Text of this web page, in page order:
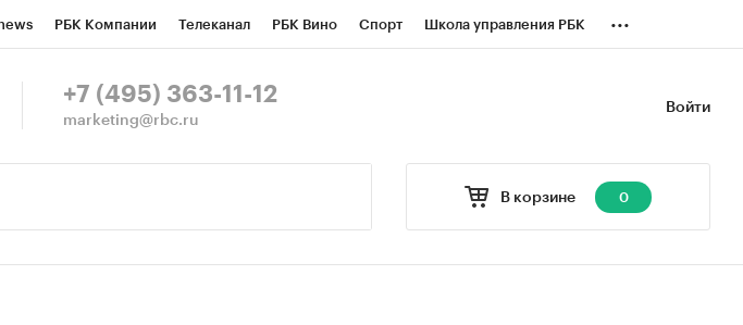
РБК Компании Телеканал РБК Вино Спорт Школа управления РБК
СПб Спецпроекты
...
Войти
+7 (495) 363-11-12
marketing@rbc.ru
В корзине 0